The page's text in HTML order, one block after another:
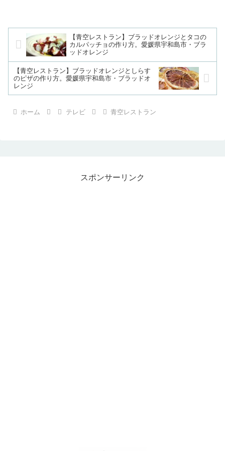
【青空レストラン】ブラッドオレンジとタコの
カルパッチョの作り方。愛媛県宇和島市・ブラ
ッドオレンジ
【青空レストラン】ブラッドオレンジとしらす
のピザの作り方。愛媛県宇和島市・ブラッドオ
レンジ
ホーム テレビ 青空レストラン
スポンサーリンク